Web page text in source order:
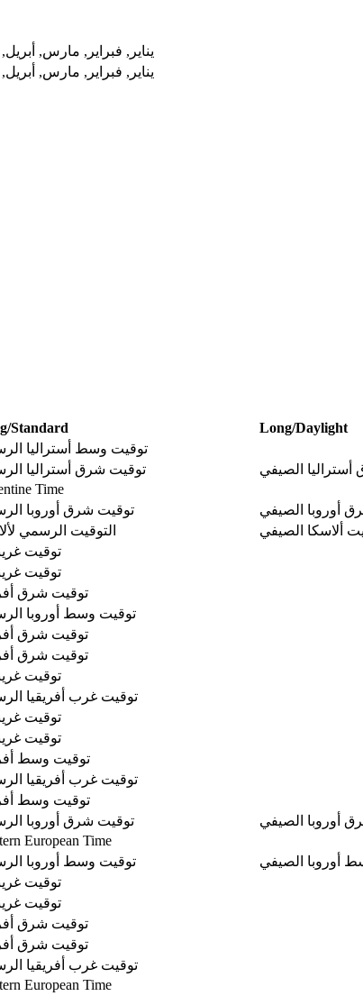
يناير, فبراير, مارس,
يناير, فبراير, مارس,
Standard
Long/Daylight
توقيت وسط أستراليا
توقيت شرق أستراليا
الصيفي
Time
توقيت شرق أوروبا
أوروبا الصيفي
التوقيت الرسمي
ألاسكا الصيفي
توقيت
توقيت
توقيت شرق
توقيت وسط أوروبا
توقيت شرق
توقيت شرق
توقيت
توقيت غرب أفريقيا
توقيت
توقيت
توقيت وسط
توقيت غرب أفريقيا
توقيت وسط
توقيت شرق أوروبا
أوروبا الصيفي
European Time
توقيت وسط أوروبا
أوروبا الصيفي
توقيت
توقيت
توقيت شرق
توقيت شرق
توقيت غرب أفريقيا
European Time